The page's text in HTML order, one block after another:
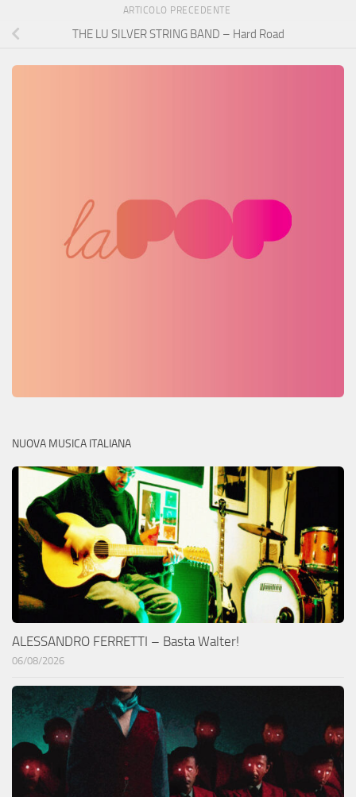
ARTICOLO PRECEDENTE
THE LU SILVER STRING BAND – Hard Road
NUOVA MUSICA ITALIANA
ALESSANDRO FERRETTI – Basta Walter!
06/08/2026